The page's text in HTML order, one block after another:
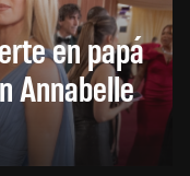
en papá
Annabelle